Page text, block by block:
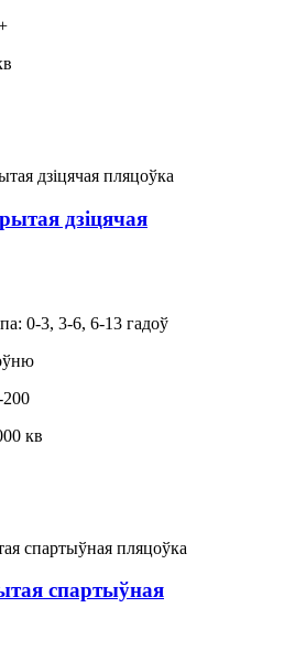
дзіцячая
0-3, 3-6, 6-13 гадоў
200
кв
спартыўная